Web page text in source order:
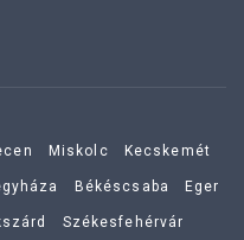
Miskolc Kecskemét
Békéscsaba Eger
Székesfehérvár